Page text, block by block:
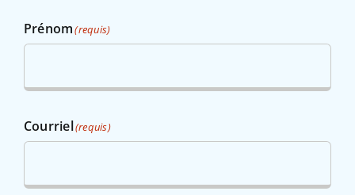
Prénom(requis)
Courriel(requis)